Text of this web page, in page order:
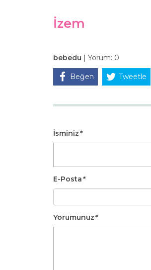
İzem
bebedu | Yorum: 0
Beğen Tweetle
İsminiz*
E-Posta*
Yorumunuz*